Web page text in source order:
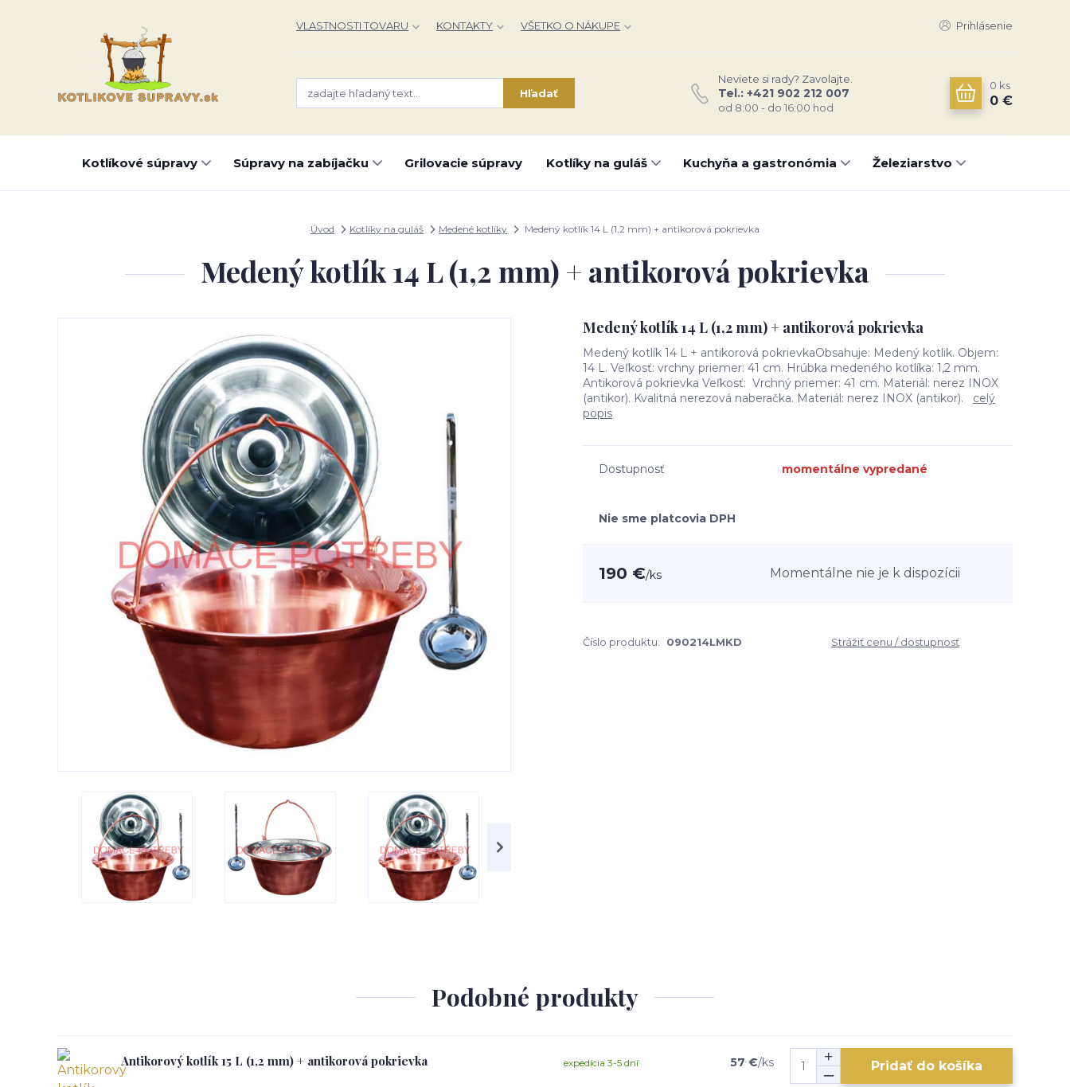
VLASTNOSTI TOVARU KONTAKTY VŠETKO O NÁKUPE Prihlásenie
Hľadať
Neviete si rady? Zavolajte.
Tel.: +421 902 212 007
od 8:00 - do 16:00 hod
0 ks
0 €
Kotlíkové súpravy Súpravy na zabíjačku Grilovacie súpravy Kotlíky na guláš Kuchyňa a gastronómia Železiarstvo
Úvod Kotlíky na guláš Medené kotlíky Medený kotlík 14 L (1,2 mm) + antikorová pokrievka
Medený kotlík 14 L (1,2 mm) + antikorová pokrievka
Medený kotlík 14 L (1,2 mm) + antikorová pokrievka
Medený kotlík 14 L + antikorová pokrievkaObsahuje: Medený kotlik. Objem:
14 L. Veľkosť: vrchny priemer: 41 cm. Hrúbka medeného kotlíka: 1,2 mm.
Antikorová pokrievka Veľkosť: Vrchný priemer: 41 cm. Materiál: nerez INOX
(antikor). Kvalitná nerezová naberačka. Materiál: nerez INOX (antikor). celý
popis
Dostupnosť momentálne vypredané
Nie sme platcovia DPH
190 €/ks Momentálne nie je k dispozícii
Číslo produktu: 090214LMKD Strážiť cenu / dostupnosť
Podobné produkty
Antikorový kotlík 15 L (1,2 mm) + antikorová pokrievka 57 €/ks
expedícia 3-5 dní Pridať do košíka